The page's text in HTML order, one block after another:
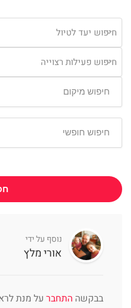
חיפוש יעד לטיול
חיפוש פעילות רצוייה
נוסף על ידי
אורי מלץ
בבקשה התחבר על מנת